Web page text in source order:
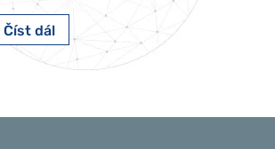
Číst dál